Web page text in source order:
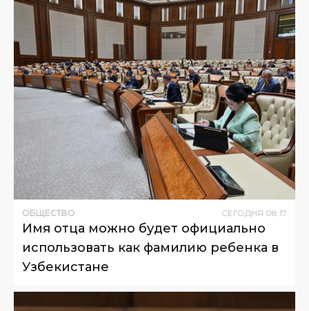
ОБЩЕСТВО СЕГОДНЯ 08:17
Имя отца можно будет официально
использовать как фамилию ребенка в
Узбекистане